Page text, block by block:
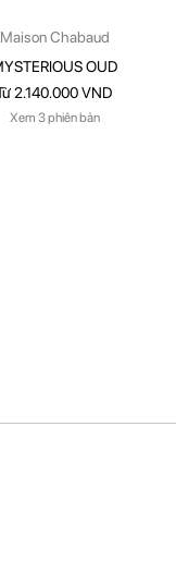
Maison Chabaud
OUD
2.140.000 VND
Xem 3 phiên bản